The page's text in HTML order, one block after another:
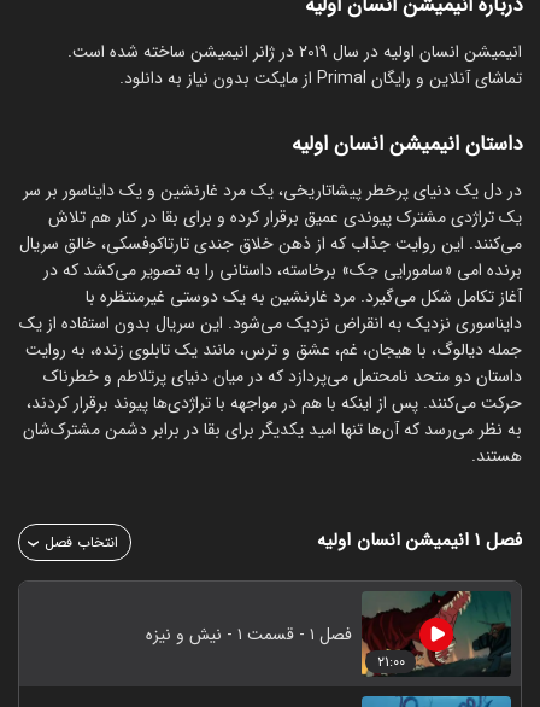
انیمیشن انسان اولیه در سال 2019 در ژانر انیمیشن ساخته شده است.
تماشای آنلاین و رایگان Primal از مایکت بدون نیاز به دانلود.
داستان انیمیشن انسان اولیه
در دل یک دنیای پرخطر پیشاتاریخی، یک مرد غارنشین و یک دایناسور بر سر
یک تراژدی مشترک پیوندی عمیق برقرار کرده و برای بقا در کنار هم تلاش
می‌کنند. این روایت جذاب که از ذهن خلاق جندی تارتاکوفسکی، خالق سریال
برنده امی «سامورایی جک» برخاسته، داستانی را به تصویر می‌کشد که در
آغاز تکامل شکل می‌گیرد. مرد غارنشین به یک دوستی غیرمنتظره با
دایناسوری نزدیک به انقراض نزدیک می‌شود. این سریال بدون استفاده از یک
جمله دیالوگ، با هیجان، غم، عشق و ترس، مانند یک تابلوی زنده، به روایت
داستان دو متحد نامحتمل می‌پردازد که در میان دنیای پرتلاطم و خطرناک
حرکت می‌کنند. پس از اینکه با هم در مواجهه با تراژدی‌ها پیوند برقرار کردند،
به نظر می‌رسد که آن‌ها تنها امید یکدیگر برای بقا در برابر دشمن مشترک‌شان
هستند.
فصل ۱ انیمیشن انسان اولیه انتخاب فصل
۲۱:۰۰
فصل ۱ - قسمت ۱ - نیش و نیزه